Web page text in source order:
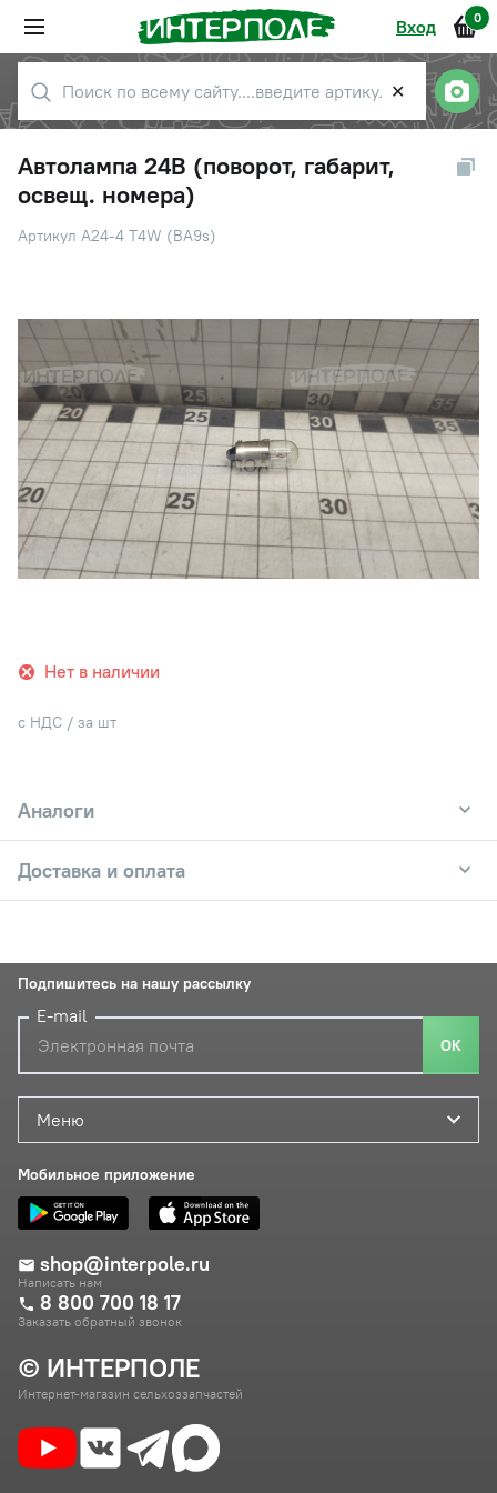
Вход 0
✕
Автолампа 24В (поворот, габарит,
освещ. номера)
Артикул А24-4 T4W (BA9s)
Нет в наличии
с НДС / за шт
Аналоги
Доставка и оплата
© ИНТЕРПОЛЕ
Интернет-магазин сельхоззапчастей
Меню
Мобильное приложение
shop@interpole.ru
Написать нам
8 800 700 18 17
Заказать обратный звонок
Подпишитесь на нашу рассылку
E-mail
ОК